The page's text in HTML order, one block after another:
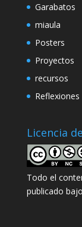
Garabatos
miaula
Posters
Proyectos
recursos
Reflexiones
Licencia
Todo el
publicado bajo